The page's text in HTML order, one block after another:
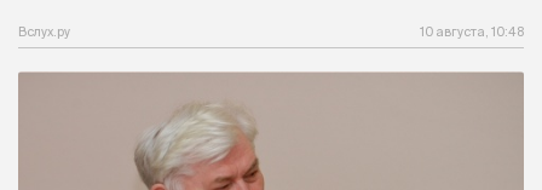
Вслух.ру 10 августа, 10:48